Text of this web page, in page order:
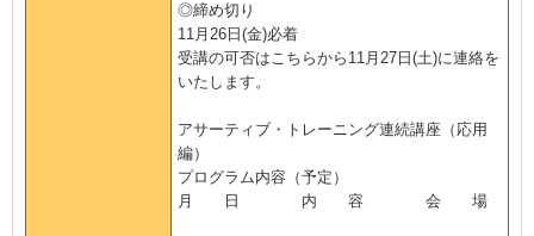
◎締め切り
11月26日(金)必着
受講の可否はこちらから11月27日(土)に連絡を
いたします。
アサーティブ・トレーニング連続講座（応用
編）
プログラム内容（予定）
月 日 内 容 会 場